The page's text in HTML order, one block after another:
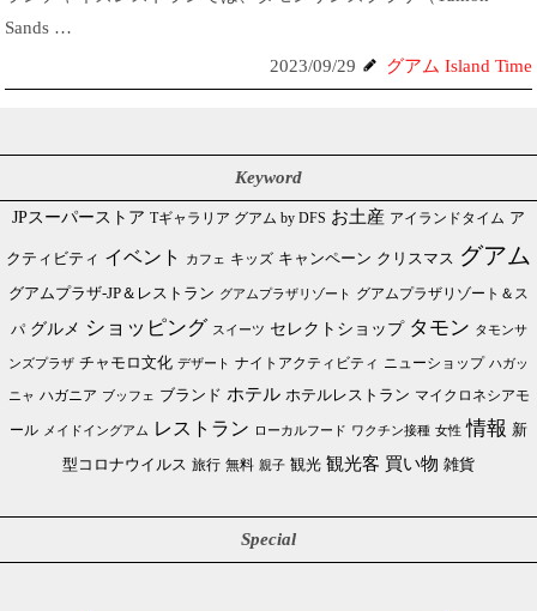
Sands …
2023/09/29
グアム Island Time
Keyword
JPスーパーストア Tギャラリア グアム by DFS お土産 アイランドタイム ア
クティビティ イベント カフェ キッズ キャンペーン クリスマス グアム
グアムプラザ-JP＆レストラン グアムプラザリゾート グアムプラザリゾート＆ス
パ グルメ ショッピング スイーツ セレクトショップ タモン タモンサ
ンズプラザ チャモロ文化 デザート ナイトアクティビティ ニューショップ ハガッ
ニャ ハガニア ブッフェ ブランド ホテル ホテルレストラン マイクロネシアモ
ール メイドイングアム レストラン ローカルフード ワクチン接種 女性 情報 新
型コロナウイルス 旅行 無料 親子 観光 観光客 買い物 雑貨
Special